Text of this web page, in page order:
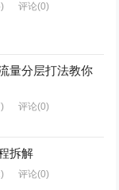
评论(0)
量分层打法教你
评论(0)
拆解
评论(0)